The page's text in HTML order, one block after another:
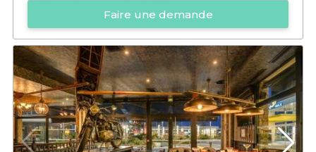
Faire une demande